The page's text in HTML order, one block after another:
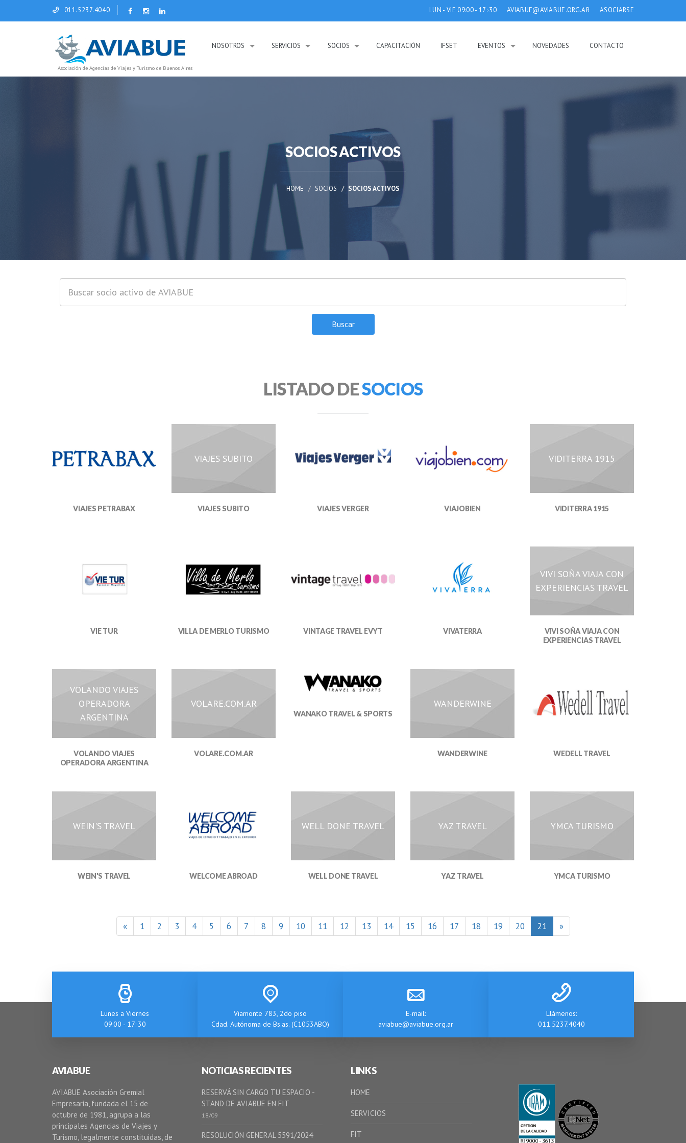
011.5237.4040 LUN - VIE 09:00 - 17:·30 AVIABUE@AVIABUE.ORG.AR ASOCIARSE
Asociación de Agencias de Viajes y Turismo de Buenos Aires
NOSOTROS SERVICIOS SOCIOS CAPACITACIÓN IFSET EVENTOS NOVEDADES CONTACTO
SOCIOS ACTIVOS
HOME SOCIOS SOCIOS ACTIVOS
LISTADO DESOCIOS
VIAJES PETRABAX
VIAJES SUBITO
VIAJES SUBITO VIAJES VERGER VIAJOBIEN
VIDITERRA 1915
VIDITERRA 1915
VIE TUR VILLA DE MERLO TURISMO VINTAGE TRAVEL EVYT VIVATERRA
VIVI SOÑA VIAJA CON
EXPERIENCIAS TRAVEL
VIVI SOÑA VIAJA CON
EXPERIENCIAS TRAVEL
VOLANDO VIAJES
OPERADORA
ARGENTINA
VOLANDO VIAJES
OPERADORA ARGENTINA
VOLARE.COM.AR
VOLARE.COM.AR
WANAKO TRAVEL & SPORTS
WANDERWINE
WANDERWINE WEDELL TRAVEL
WEIN'S TRAVEL
WEIN'S TRAVEL WELCOME ABROAD
WELL DONE TRAVEL
WELL DONE TRAVEL
YAZ TRAVEL
YAZ TRAVEL
YMCA TURISMO
YMCA TURISMO
« 1 2 3 4 5 6 7 8 9 10 11 12 13 14 15 16 17 18 19 20 21 »
Lunes a Viernes
09:00 - 17:·30
Viamonte 783, 2do piso
Cdad. Autónoma de Bs.as. (C1053ABO)
E-mail:
aviabue@aviabue.org.ar
Llámenos:
011.5237.4040
AVIABUE
AVIABUE Asociación Gremial
Empresaria, fundada el 15 de
octubre de 1981, agrupa a las
principales Agencias de Viajes y
Turismo, legalmente constituidas, de
NOTICIAS RECIENTES
RESERVÁ SIN CARGO TU ESPACIO -
STAND DE AVIABUE EN FIT
18/09
RESOLUCIÓN GENERAL 5591/2024
LINKS
HOME
SERVICIOS
FIT